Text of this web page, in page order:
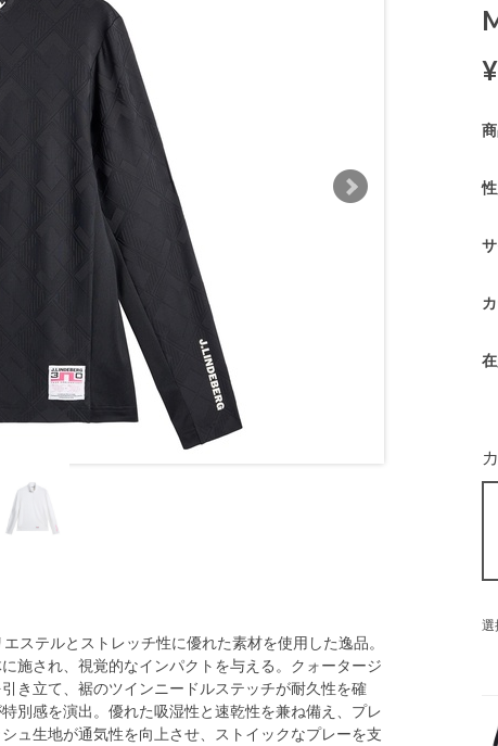
ステルとストレッチ性に優れた素材を使用した逸品。
施され、視覚的なインパクトを与える。クォータージ
き立て、裾のツインニードルステッチが耐久性を確
別感を演出。優れた吸湿性と速乾性を兼ね備え、プレ
ュ生地が通気性を向上させ、ストイックなプレーを支
選